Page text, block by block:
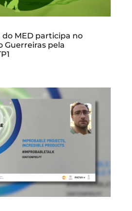
MED participa no
Guerreiras pela